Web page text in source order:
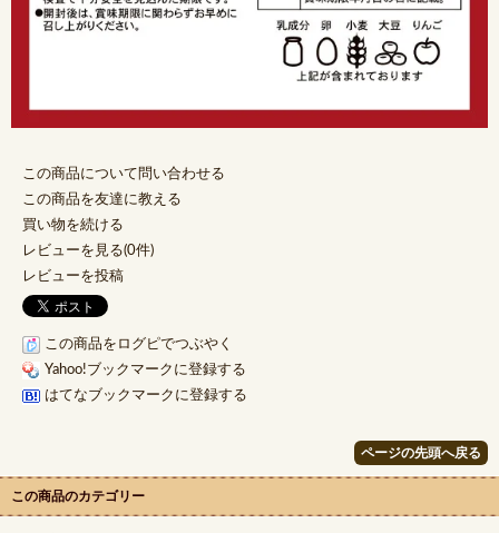
この商品について問い合わせる
この商品を友達に教える
買い物を続ける
レビューを見る(0件)
レビューを投稿
この商品をログピでつぶやく
Yahoo!ブックマークに登録する
はてなブックマークに登録する
ページの先頭へ戻る
この商品のカテゴリー